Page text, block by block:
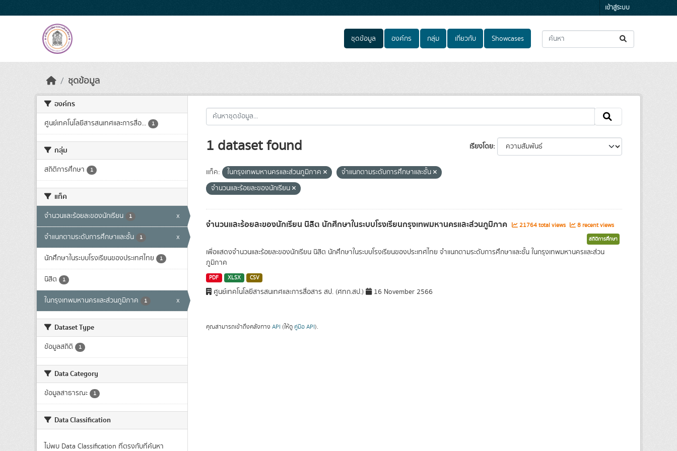
เข้าสู่ระบบ
ชุดข้อมูล องค์กร กลุ่ม เกี่ยวกับ Showcases
ชุดข้อมูล
องค์กร
ศูนย์เทคโนโลยีสารสนเทศและการสื่อ... 1
กลุ่ม
สถิติการศึกษา 1
แท็ค
จำนวนและร้อยละของนักเรียน 1 x
จำแนกตามระดับการศึกษาและชั้น 1 x
นักศึกษาในระบบโรงเรียนของประเทศไทย 1
นิสิต 1
ในกรุงเทพมหานครและส่วนภูมิภาค 1 x
Dataset Type
ข้อมูลสถิติ 1
Data Category
ข้อมูลสาธารณะ 1
Data Classification
ไม่พบ Data Classification ที่ตรงกับที่ค้นหา
เรียงโดย
1 dataset found
แท็ค: ในกรุงเทพมหานครและส่วนภูมิภาค
จำแนกตามระดับการศึกษาและชั้น
จำนวนและร้อยละของนักเรียน
จำนวนและร้อยละของนักเรียน นิสิต นักศึกษาในระบบโรงเรียนกรุงเทพมหานครและส่วนภูมิภาค 21764 total views 8 recent views
สถิติการศึกษา
เพื่อแสดงจำนวนและร้อยละของนักเรียน นิสิต นักศึกษาในระบบโรงเรียนของประเทศไทย จำแนกตามระดับการศึกษาและชั้น ในกรุงเทพมหานครและส่วน
ภูมิภาค
PDF XLSX CSV
ศูนย์เทคโนโลยีสารสนเทศและการสื่อสาร สป. (ศทก.สป.) 16 November 2566
คุณสามารถเข้าถึงคลังทาง API (ให้ดู คู่มือ API).